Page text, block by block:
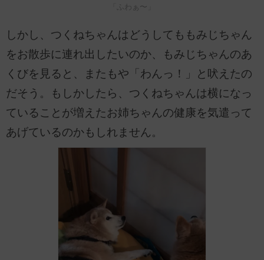
「ふわぁ〜」
しかし、つくねちゃんはどうしてももみじちゃん
をお散歩に連れ出したいのか、もみじちゃんのあ
くびを見ると、またもや「わんっ！」と吠えたの
だそう。もしかしたら、つくねちゃんは横になっ
ていることが増えたお姉ちゃんの健康を気遣って
あげているのかもしれません。